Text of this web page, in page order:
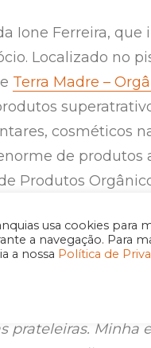
usa cookies para
a navegação. Para
a nossa Política de
Ione Ferreira, que
Localizado no
Terra Madre –
cosméticos
de produtos
Produtos
e 100%
poucos dias, a
Cerrado tem
a feirinha de
prateleiras. Minha